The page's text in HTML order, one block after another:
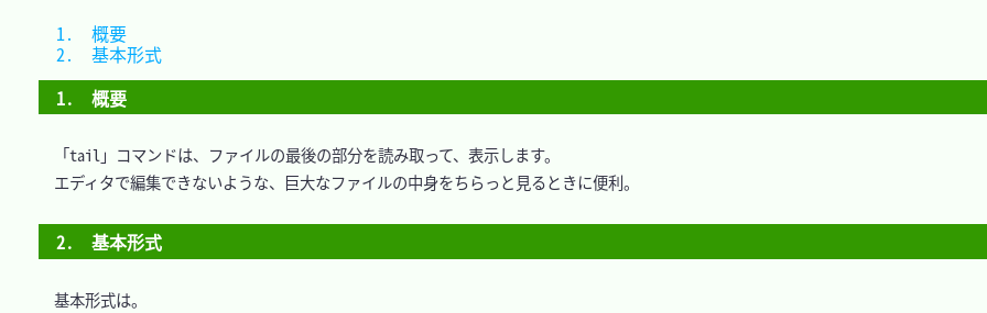
1.　概要
「tail」コマンドは、ファイルの最後の部分を読み取って、表示します。
エディタで編集できないような、巨大なファイルの中身をちらっと見るときに便利。
2.　基本形式
基本形式は。